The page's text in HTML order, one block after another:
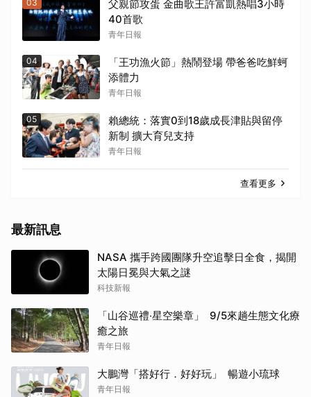
03
父親節攻蛋 金曲歌王許富凱熱唱3小時
40首歌
青年日報
04
「王功漁火節」熱鬧登場 帶爸爸吃鮮蚵
添體力
青年日報
05
賴總統：落實0到18歲成長津貼與留停
新制 擴大育兒支持
青年日報
查看更多
最新訊息
NASA 攜手跨國團隊升空追擊日全食，揭開
太陽日冕與大氣之謎
科技新報
「山谷巡禮‧星空樂章」 9/5來趟生態文化療
癒之旅
青年日報
大鵬灣「搭好行．好好玩」 暢遊小琉球
青年日報